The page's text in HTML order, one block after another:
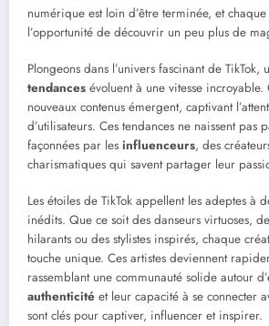
numérique est loin d’être terminée, et
l’opportunité de découvrir un peu plus de
Plongeons dans l’univers fascinant de TikTok,
tendances évoluent à une vitesse
nouveaux contenus émergent, captivant
d’utilisateurs. Ces tendances ne naissent pas
façonnées par les influenceurs, des
charismatiques qui savent partager leur
Les étoiles de TikTok appellent les adeptes à
inédits. Que ce soit des danseurs virtuoses,
hilarants ou des stylistes inspirés, chaque
touche unique. Ces artistes deviennent
rassemblant une communauté solide autour
authenticité et leur capacité à se connecter
sont clés pour captiver, influencer et inspirer.